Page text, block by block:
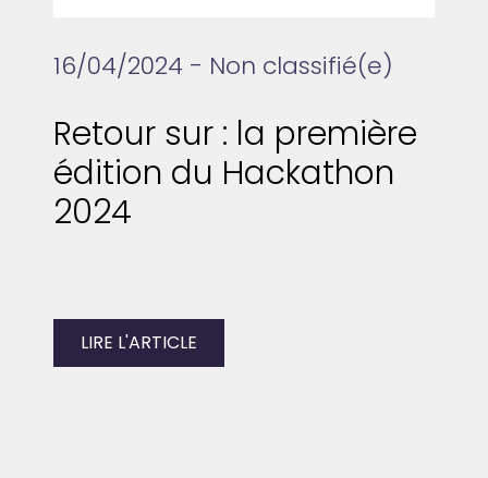
16/04/2024 - Non classifié(e)
Retour sur : la première
édition du Hackathon
2024
LIRE L'ARTICLE